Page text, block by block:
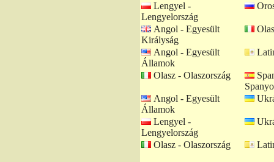
Lengyel -
Lengyelország
Angol - Egyesült
Királyság
Angol - Egyesült
Államok
Olasz - Olaszország
Angol - Egyesült
Államok
Lengyel -
Lengyelország
Olasz - Olaszország